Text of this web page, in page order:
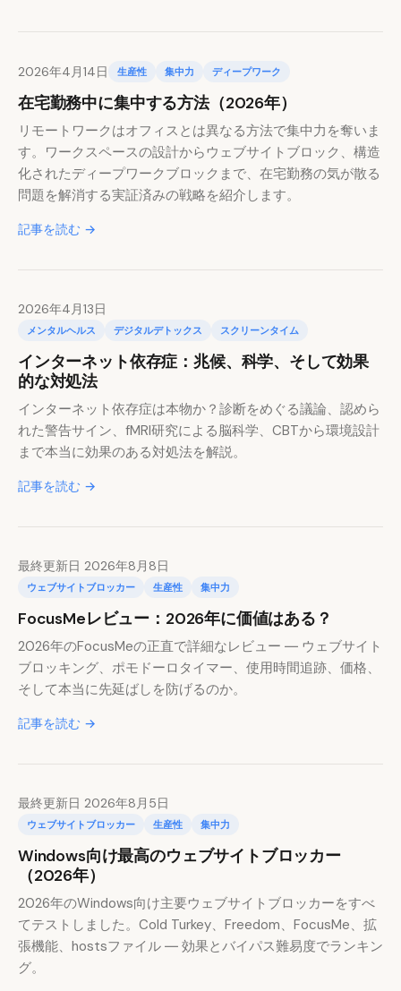
2026年4月14日 生産性 集中力 ディープワーク
在宅勤務中に集中する方法（2026年）
リモートワークはオフィスとは異なる方法で集中力を奪いま
す。ワークスペースの設計からウェブサイトブロック、構造
化されたディープワークブロックまで、在宅勤務の気が散る
問題を解消する実証済みの戦略を紹介します。
記事を読む →
2026年4月13日
メンタルヘルス デジタルデトックス スクリーンタイム
インターネット依存症：兆候、科学、そして効果
的な対処法
インターネット依存症は本物か？診断をめぐる議論、認めら
れた警告サイン、fMRI研究による脳科学、CBTから環境設計
まで本当に効果のある対処法を解説。
記事を読む →
最終更新日 2026年8月8日
ウェブサイトブロッカー 生産性 集中力
FocusMeレビュー：2026年に価値はある？
2026年のFocusMeの正直で詳細なレビュー ― ウェブサイト
ブロッキング、ポモドーロタイマー、使用時間追跡、価格、
そして本当に先延ばしを防げるのか。
記事を読む →
最終更新日 2026年8月5日
ウェブサイトブロッカー 生産性 集中力
Windows向け最高のウェブサイトブロッカー
（2026年）
2026年のWindows向け主要ウェブサイトブロッカーをすべ
てテストしました。Cold Turkey、Freedom、FocusMe、拡
張機能、hostsファイル ― 効果とバイパス難易度でランキン
グ。